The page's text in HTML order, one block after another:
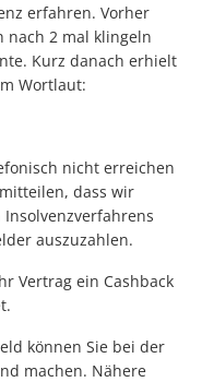
erfahren. Vorher
nach 2 mal klingeln
Kurz danach erhielt
Wortlaut:
nicht erreichen
dass wir
auszuzahlen.
Vertrag ein Cashback
können Sie bei der
machen. Nähere